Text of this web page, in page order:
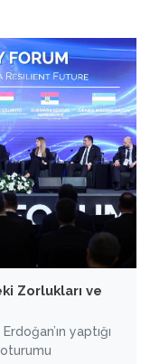
Zorlukları ve
yaptığı